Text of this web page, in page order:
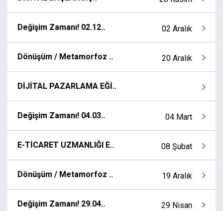
Değişim Zamanı! 02.12.. 02 Aralık
Dönüşüm / Metamorfoz .. 20 Aralık
DİJİTAL PAZARLAMA EĞİ..
Değişim Zamanı! 04.03.. 04 Mart
E-TİCARET UZMANLIĞI E.. 08 Şubat
Dönüşüm / Metamorfoz .. 19 Aralık
Değişim Zamanı! 29.04.. 29 Nisan